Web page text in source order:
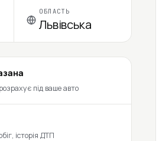
ОБЛАСТЬ
Львівська
під ваше авто
історія ДТП